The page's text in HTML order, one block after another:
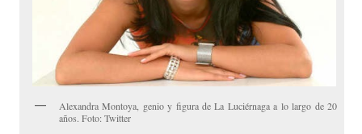
Alexandra Montoya, genio y figura de La Luciérnaga a lo largo de 20
años. Foto: Twitter